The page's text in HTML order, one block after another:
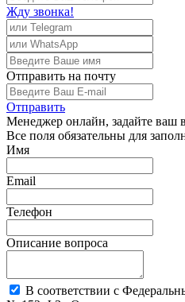
Жду звонка!
Отправить на почту
Отправить
Менеджер онлайн, задайте ваш
Все поля обязательны для
Имя
Email
Телефон
Описание вопроса
В соответствии с